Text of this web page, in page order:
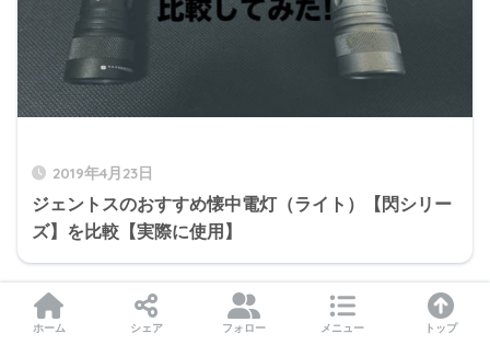
2019年4月23日
ジェントスのおすすめ懐中電灯（ライト）【閃シリー
ズ】を比較【実際に使用】
ホーム シェア フォロー メニュー トップ